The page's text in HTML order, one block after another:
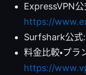
ExpressVPN
https://
Surfshark公式:
料金比較・プ
https://